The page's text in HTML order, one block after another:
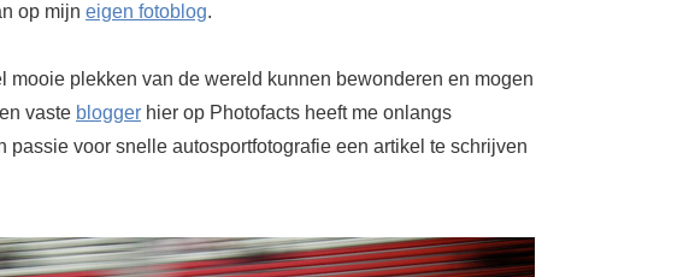
op mijn eigen fotoblog.
mooie plekken van de wereld kunnen bewonderen en mogen
vaste blogger hier op Photofacts heeft me onlangs
passie voor snelle autosportfotografie een artikel te schrijven